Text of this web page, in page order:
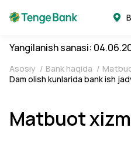
Yangilanish sanasi:
Asosiy / Bank haqida /
Dam olish kunlarida bank ish
Matbuot